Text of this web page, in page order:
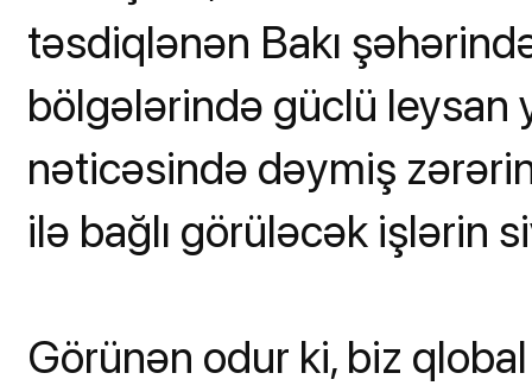
təsdiqlənən Bakı
bölgələrində güclü leysan
nəticəsində dəymiş zərərin
ilə bağlı görüləcək işlərin
Görünən odur ki, biz